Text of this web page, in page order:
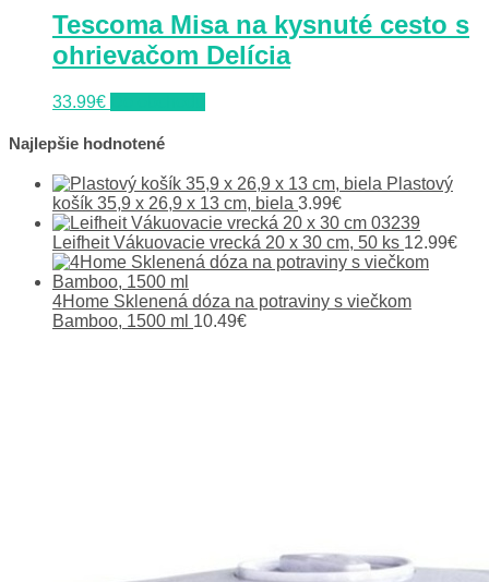
Tescoma Misa na kysnuté cesto s
ohrievačom Delícia
33.99€
Najlepšie hodnotené
Plastový
košík 35,9 x 26,9 x 13 cm, biela 3.99€
Leifheit Vákuovacie vrecká 20 x 30 cm, 50 ks 12.99€
4Home Sklenená dóza na potraviny s viečkom
Bamboo, 1500 ml 10.49€